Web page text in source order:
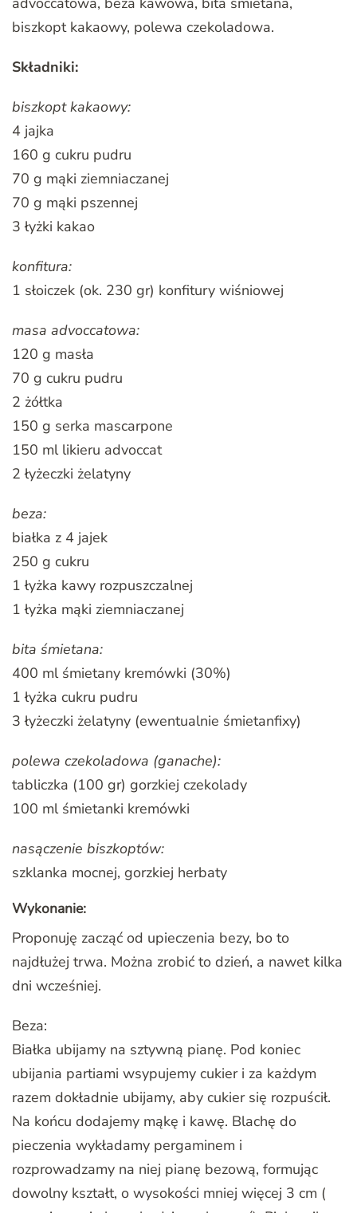
biszkopt kakaowy, polewa czekoladowa.
Składniki:
biszkopt kakaowy:
4 jajka
160 g cukru pudru
70 g mąki ziemniaczanej
70 g mąki pszennej
3 łyżki kakao
konfitura:
1 słoiczek (ok. 230 gr) konfitury wiśniowej
masa advoccatowa:
120 g masła
70 g cukru pudru
2 żółtka
150 g serka mascarpone
150 ml likieru advoccat
2 łyżeczki żelatyny
beza:
białka z 4 jajek
250 g cukru
1 łyżka kawy rozpuszczalnej
1 łyżka mąki ziemniaczanej
bita śmietana:
400 ml śmietany kremówki (30%)
1 łyżka cukru pudru
3 łyżeczki żelatyny (ewentualnie śmietanfixy)
polewa czekoladowa (ganache):
tabliczka (100 gr) gorzkiej czekolady
100 ml śmietanki kremówki
nasączenie biszkoptów:
szklanka mocnej, gorzkiej herbaty
Wykonanie:
Proponuję zacząć od upieczenia bezy, bo to
najdłużej trwa. Można zrobić to dzień, a nawet kilka
dni wcześniej.
Beza:
Białka ubijamy na sztywną pianę. Pod koniec
ubijania partiami wsypujemy cukier i za każdym
razem dokładnie ubijamy, aby cukier się rozpuścił.
Na końcu dodajemy mąkę i kawę. Blachę do
pieczenia wykładamy pergaminem i
rozprowadzamy na niej pianę bezową, formując
dowolny kształt, o wysokości mniej więcej 3 cm (